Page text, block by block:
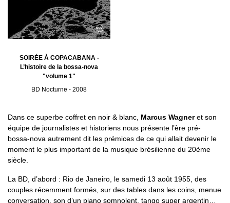
SOIRÉE À COPACABANA -
L’histoire de la bossa-nova
"volume 1"
BD Nocturne - 2008
Dans ce superbe coffret en noir & blanc, Marcus Wagneret son
équipe de journalistes et historiens nous présente l’ère pré-
bossa-nova autrement dit les prémices de ce qui allait devenir le
moment le plus important de la musique brésilienne du 20ème
siècle.
La BD, d’abord : Rio de Janeiro, le samedi 13 août 1955, des
couples récemment formés, sur des tables dans les coins, menue
conversation, son d’un piano somnolent, tango super argentin…